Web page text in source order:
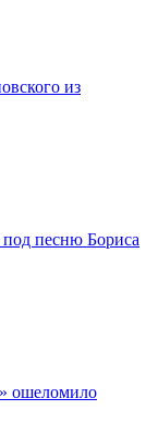
из
песню Бориса
ошеломило